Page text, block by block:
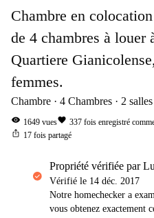
Chambre en
de 4 chambres à
Quartiere
femmes.
Chambre 4 Chambres 2
visibility 1649 vuesfavorite 337 fois enregistré
ios_share 17 fois partagé
propriété vérifiée par
Vérifié le 14 déc. 2017
Notre homechecker a
vous obtenez exactement